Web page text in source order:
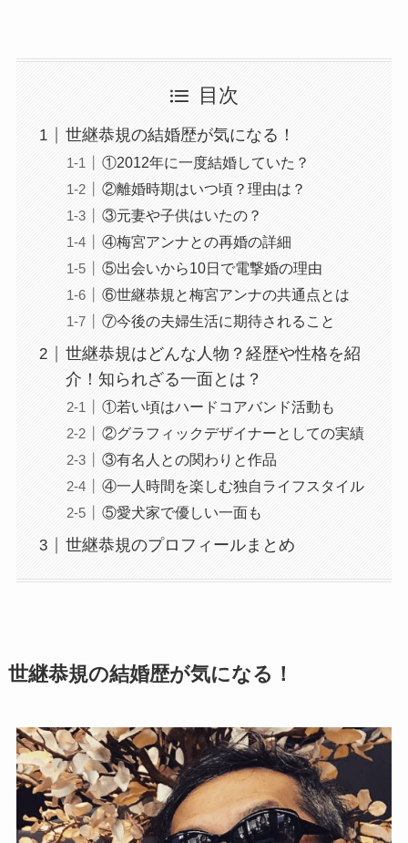
目次
世継恭規の結婚歴が気になる！
①2012年に一度結婚していた？
②離婚時期はいつ頃？理由は？
③元妻や子供はいたの？
④梅宮アンナとの再婚の詳細
⑤出会いから10日で電撃婚の理由
⑥世継恭規と梅宮アンナの共通点とは
⑦今後の夫婦生活に期待されること
世継恭規はどんな人物？経歴や性格を紹
介！知られざる一面とは？
①若い頃はハードコアバンド活動も
②グラフィックデザイナーとしての実績
③有名人との関わりと作品
④一人時間を楽しむ独自ライフスタイル
⑤愛犬家で優しい一面も
世継恭規のプロフィールまとめ
世継恭規の結婚歴が気になる！